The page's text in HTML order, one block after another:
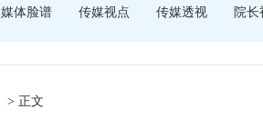
媒体脸谱 传媒视点 传媒透视 院长
> 正文